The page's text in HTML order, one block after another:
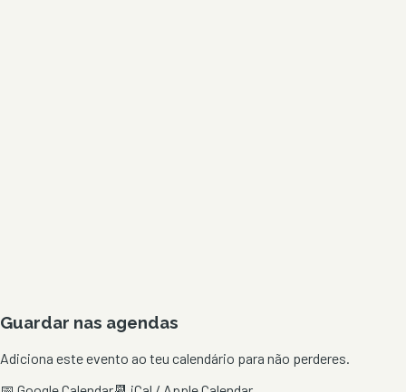
Guardar nas agendas
Adiciona este evento ao teu calendário para não perderes.